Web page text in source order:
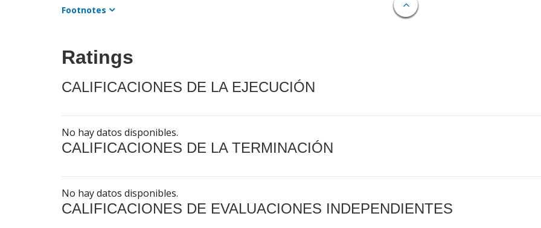
Footnotes
Ratings
CALIFICACIONES DE LA EJECUCIÓN
No hay datos disponibles.
CALIFICACIONES DE LA TERMINACIÓN
No hay datos disponibles.
CALIFICACIONES DE EVALUACIONES INDEPENDIENTES